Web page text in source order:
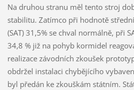
Na druhou stranu měl tento stroj
stabilitu. Zatímco při hodnotě
(SAT) 31,5% se chval normálně, při
34,8 % již na pohyb kormidel
realizace závodních zkoušek
obdržel instalaci chybějícího
byl předán ke zkouškám státním.